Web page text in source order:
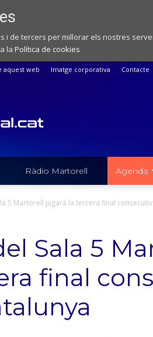
i de tercers per millorar els nostres
la Política de cookies
aquest web Imatge corporativa Contacte
Ràdio Martorell Agenda
5 Martorell jugarà la tercera final
Sala 5
final